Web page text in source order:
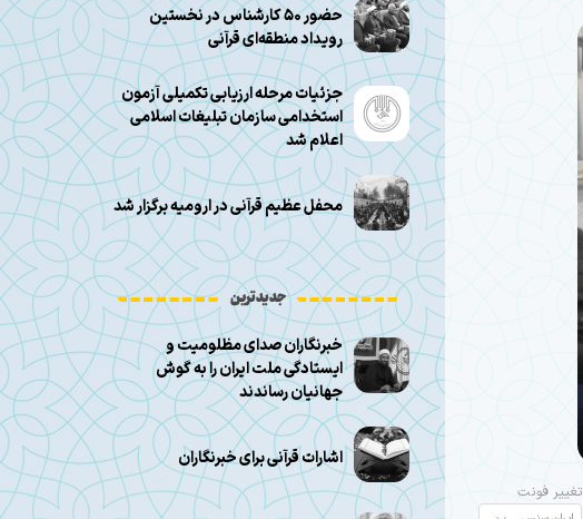
تغییر فونت
حضور ۵۰ کارشناس در نخستین
رویداد منطقه‌ای قرآنی
جزئیات مرحله ارزیابی تکمیلی آزمون
استخدامی سازمان تبلیغات اسلامی
اعلام شد
محفل عظیم قرآنی در ارومیه برگزار شد
جدیدترین
خبرنگاران صدای مظلومیت و
ایستادگی ملت ایران را به گوش
جهانیان رساندند
اشارات قرآنی برای خبرنگاران